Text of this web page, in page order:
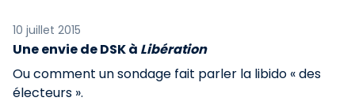
10 juillet 2015
Une envie de DSK à Libération
Ou comment un sondage fait parler la libido « des
électeurs ».